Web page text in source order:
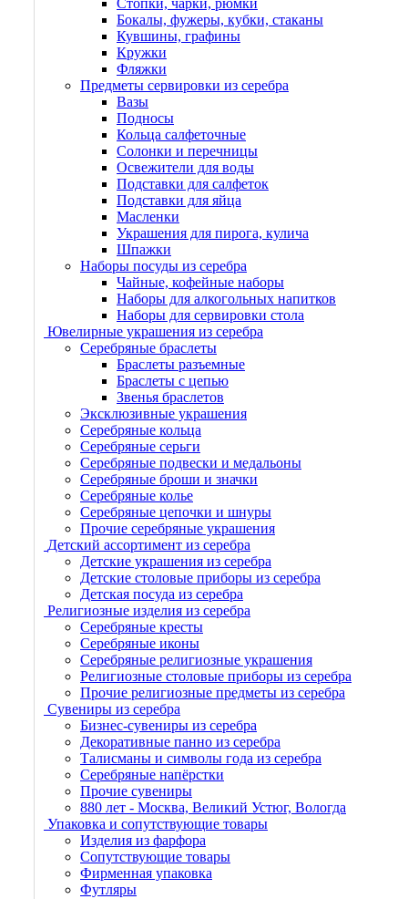
Стопки, чарки, рюмки
Бокалы, фужеры, кубки, стаканы
Кувшины, графины
Кружки
Фляжки
Предметы сервировки из серебра
Вазы
Подносы
Кольца салфеточные
Солонки и перечницы
Освежители для воды
Подставки для салфеток
Подставки для яйца
Масленки
Украшения для пирога, кулича
Шпажки
Наборы посуды из серебра
Чайные, кофейные наборы
Наборы для алкогольных напитков
Наборы для сервировки стола
Ювелирные украшения из серебра
Серебряные браслеты
Браслеты разъемные
Браслеты с цепью
Звенья браслетов
Эксклюзивные украшения
Серебряные кольца
Серебряные серьги
Серебряные подвески и медальоны
Серебряные броши и значки
Серебряные колье
Серебряные цепочки и шнуры
Прочие серебряные украшения
Детский ассортимент из серебра
Детские украшения из серебра
Детские столовые приборы из серебра
Детская посуда из серебра
Религиозные изделия из серебра
Серебряные кресты
Серебряные иконы
Серебряные религиозные украшения
Религиозные столовые приборы из серебра
Прочие религиозные предметы из серебра
Сувениры из серебра
Бизнес-сувениры из серебра
Декоративные панно из серебра
Талисманы и символы года из серебра
Серебряные напёрстки
Прочие сувениры
880 лет - Москва, Великий Устюг, Вологда
Упаковка и сопутствующие товары
Изделия из фарфора
Сопутствующие товары
Фирменная упаковка
Футляры